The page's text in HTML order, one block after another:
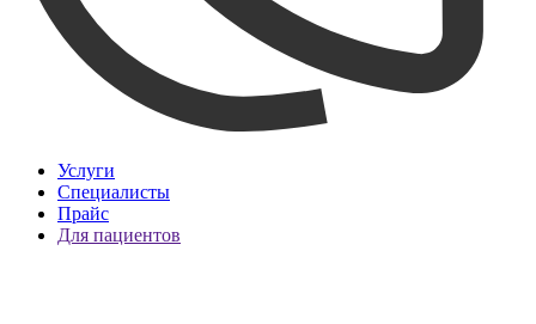
Услуги
Специалисты
Прайс
Для пациентов